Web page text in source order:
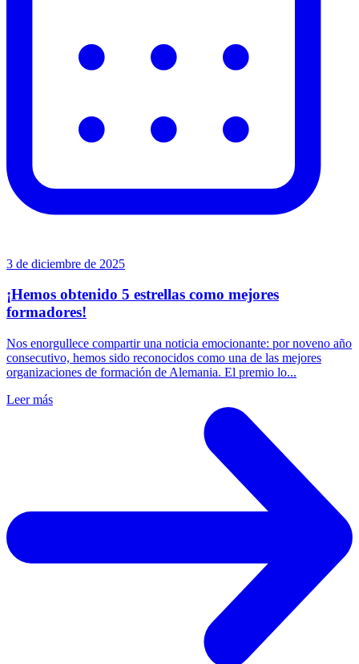
3 de diciembre de 2025
¡Hemos obtenido 5 estrellas como mejores
formadores!
Nos enorgullece compartir una noticia emocionante: por noveno año
consecutivo, hemos sido reconocidos como una de las mejores
organizaciones de formación de Alemania. El premio lo...
Leer más